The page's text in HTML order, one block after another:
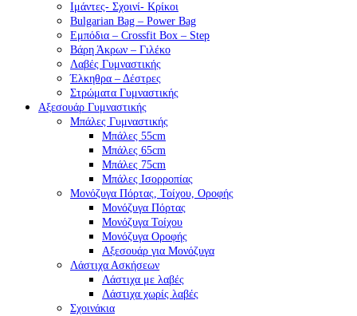
Ιμάντες- Σχοινί- Κρίκοι
Bulgarian Bag – Power Bag
Εμπόδια – Crossfit Box – Step
Βάρη Άκρων – Γιλέκο
Λαβές Γυμναστικής
Έλκηθρα – Δέστρες
Στρώματα Γυμναστικής
Αξεσουάρ Γυμναστικής
Μπάλες Γυμναστικής
Μπάλες 55cm
Μπάλες 65cm
Μπάλες 75cm
Μπάλες Ισορροπίας
Μονόζυγα Πόρτας, Τοίχου, Οροφής
Μονόζυγα Πόρτας
Μονόζυγα Τοίχου
Μονόζυγα Οροφής
Αξεσουάρ για Μονόζυγα
Λάστιχα Ασκήσεων
Λάστιχα με λαβές
Λάστιχα χωρίς λαβές
Σχοινάκια